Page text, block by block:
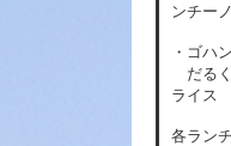
ンチーノ
・ゴハ
だる
ライス
各ラン